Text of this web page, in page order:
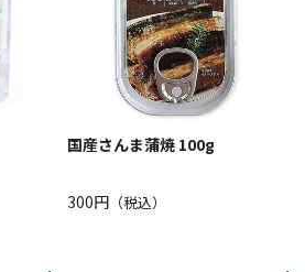
国産さんま蒲焼 100g
300円（税込）